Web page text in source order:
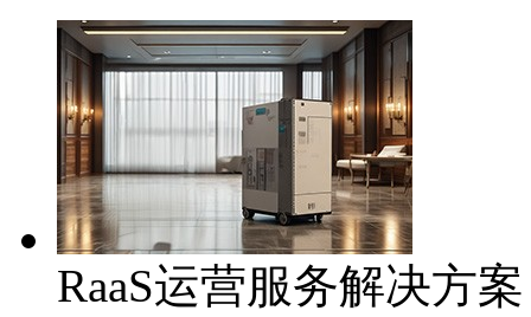
RaaS运营服务解决方案